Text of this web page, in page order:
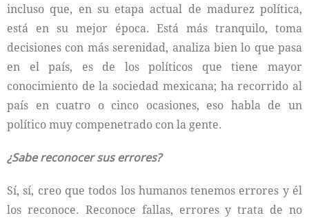
incluso que, en su etapa actual de madurez política,
está en su mejor época. Está más tranquilo, toma
decisiones con más serenidad, analiza bien lo que pasa
en el país, es de los políticos que tiene mayor
conocimiento de la sociedad mexicana; ha recorrido al
país en cuatro o cinco ocasiones, eso habla de un
político muy compenetrado con la gente.
¿Sabe reconocer sus errores?
Sí, sí, creo que todos los humanos tenemos errores y él
los reconoce. Reconoce fallas, errores y trata de no